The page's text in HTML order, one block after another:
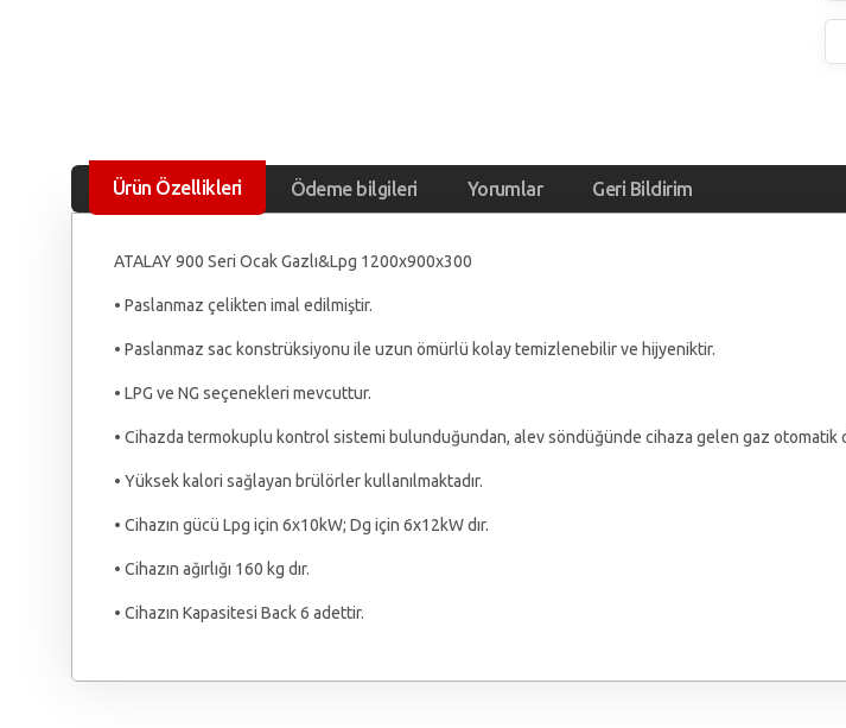
Ürün Özellikleri Ödeme bilgileri Yorumlar Geri Bildirim
ATALAY 900 Seri Ocak Gazlı&Lpg 1200x900x300
• Paslanmaz çelikten imal edilmiştir.
• Paslanmaz sac konstrüksiyonu ile uzun ömürlü kolay temizlenebilir ve hijyeniktir.
• LPG ve NG seçenekleri mevcuttur.
• Cihazda termokuplu kontrol sistemi bulunduğundan, alev söndüğünde cihaza gelen gaz otomatik
• Yüksek kalori sağlayan brülörler kullanılmaktadır.
• Cihazın gücü Lpg için 6x10kW; Dg için 6x12kW dır.
• Cihazın ağırlığı 160 kg dır.
• Cihazın Kapasitesi Back 6 adettir.